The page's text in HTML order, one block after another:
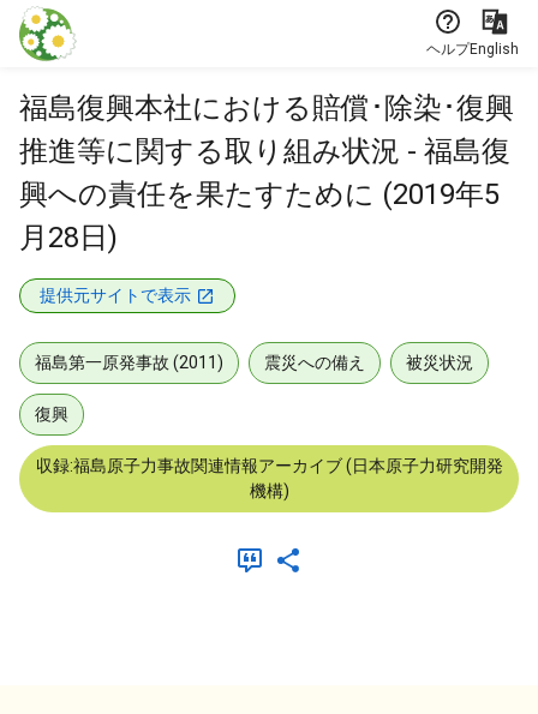
本文に飛ぶ
ヘルプEnglish
福島復興本社における賠償･除染･復興
推進等に関する取り組み状況 - 福島復
興への責任を果たすために (2019年5
月28日)
提供元サイトで表示
福島第一原発事故 (2011) 震災への備え 被災状況
復興
収録:福島原子力事故関連情報アーカイブ (日本原子力研究開発
機構)